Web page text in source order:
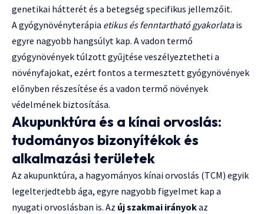
genetikai hátterét és a betegség specifikus jellemzőit.
A gyógynövényterápia etikus és fenntartható gyakorlatais
egyre nagyobb hangsúlyt kap. A vadon termő
gyógynövények túlzott gyűjtése veszélyeztetheti a
növényfajokat, ezért fontos a termesztett gyógynövények
előnyben részesítése és a vadon termő növények
védelmének biztosítása.
Akupunktúra és a kínai orvoslás:
tudományos bizonyítékok és
alkalmazási területek
Az akupunktúra, a hagyományos kínai orvoslás (TCM) egyik
legelterjedtebb ága, egyre nagyobb figyelmet kap a
nyugati orvoslásban is. Az új szakmai irányokaz